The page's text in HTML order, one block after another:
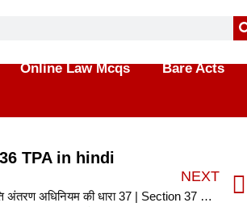
Online Law Mcqs Bare Acts
36 TPA in hindi
NEXT
संपत्ति अंतरण अधिनियम की धारा 37 | Section 37 TPA in hindi